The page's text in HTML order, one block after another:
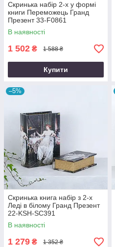
Скринька набір 2-х у формі
книги Переможець Гранд
Презент 33-F0861
В наявності
1 502 ₴ 1 588 ₴
Купити
–5%
Скринька книга набір з 2-х
Леді в білому Гранд Презент
22-KSH-SC391
В наявності
1 279 ₴ 1 352 ₴